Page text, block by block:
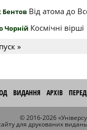
Бентов Від атома до
Чорній Космічні вірші
»
ВИДАННЯ АРХІВ
© 2016-2026
для друкованих